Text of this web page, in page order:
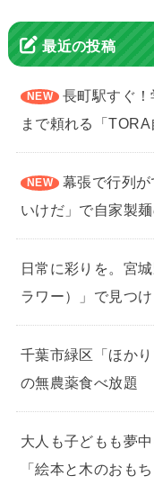
最近の投稿
長町駅すぐ！
まで頼れる「
幕張で行列
いけだ」で自家製
日常に彩りを。宮
ラワー）」で見つ
千葉市緑区「ほか
の無農薬食べ放題
大人も子どもも夢
「絵本と木のおも